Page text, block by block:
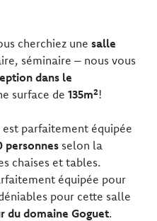
cherchiez une salle
séminaire – nous vous
dans le
surface de 135m²!
est parfaitement équipée
personnesselon la
chaises et tables.
équipée pour
pour cette salle
du domaine Goguet.